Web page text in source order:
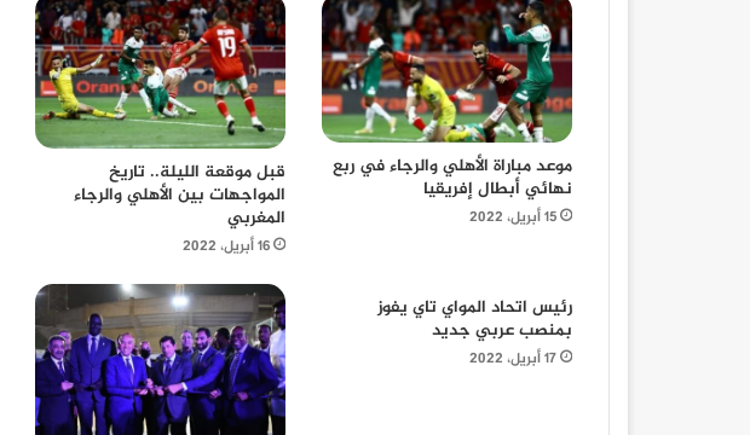
موعد مباراة الأهلي والرجاء في ربع
نهائي أبطال إفريقيا
15 أبريل، 2022
قبل موقعة الليلة.. تاريخ
المواجهات بين الأهلي والرجاء
المغربي
16 أبريل، 2022
رئيس اتحاد المواي تاي يفوز
بمنصب عربي جديد
17 أبريل، 2022